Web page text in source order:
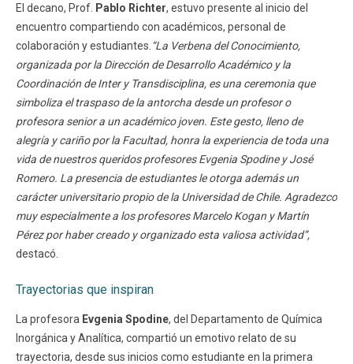
El decano, Prof. Pablo Richter, estuvo presente al inicio del
encuentro compartiendo con académicos, personal de
colaboración y estudiantes. “La Verbena del Conocimiento,
organizada por la Dirección de Desarrollo Académico y la
Coordinación de Inter y Transdisciplina, es una ceremonia que
simboliza el traspaso de la antorcha desde un profesor o
profesora senior a un académico joven. Este gesto, lleno de
alegría y cariño por la Facultad, honra la experiencia de toda una
vida de nuestros queridos profesores Evgenia Spodine y José
Romero. La presencia de estudiantes le otorga además un
carácter universitario propio de la Universidad de Chile. Agradezco
muy especialmente a los profesores Marcelo Kogan y Martín
Pérez por haber creado y organizado esta valiosa actividad”,
destacó.
Trayectorias que inspiran
La profesora Evgenia Spodine, del Departamento de Química
Inorgánica y Analítica, compartió un emotivo relato de su
trayectoria, desde sus inicios como estudiante en la primera